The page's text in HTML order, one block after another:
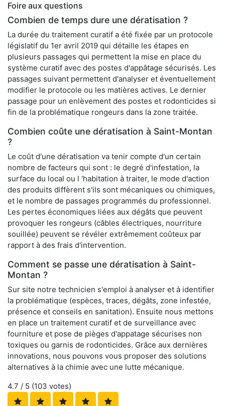
Foire aux questions
Combien de temps dure une dératisation ?
La durée du traitement curatif a été fixée par un protocole
législatif du 1er avril 2019 qui détaille les étapes en
plusieurs passages qui permettent la mise en place du
système curatif avec des postes d'appâtage sécurisés. Les
passages suivant permettent d'analyser et éventuellement
modifier le protocole ou les matières actives. Le dernier
passage pour un enlèvement des postes et rodonticides si
fin de la problématique rongeurs dans la zone traitée.
Combien coûte une dératisation à Saint-Montan
?
Le coût d'une dératisation va tenir compte d'un certain
nombre de facteurs qui sont : le degré d'infestation, la
surface du local ou l 'habitation à traiter, le mode d'action
des produits diffèrent s'ils sont mécaniques ou chimiques,
et le nombre de passages programmés du professionnel.
Les pertes économiques liées aux dégâts que peuvent
provoquer les rongeurs (câbles électriques, nourriture
souillée) peuvent se révéler extrêmement coûteux par
rapport à des frais d'intervention.
Comment se passe une dératisation à Saint-
Montan ?
Sur site notre technicien s'emploi à analyser et à identifier
la problématique (espèces, traces, dégâts, zone infestée,
présence et conseils en sanitation). Ensuite nous mettons
en place un traitement curatif et de surveillance avec
fourniture et pose de pièges d'appatage sécurises non
toxiques ou garnis de rodonticides. Grâce aux dernières
innovations, nous pouvons vous proposer des solutions
alternatives à la chimie avec une lutte mécanique.
4.7 / 5 (103 votes)